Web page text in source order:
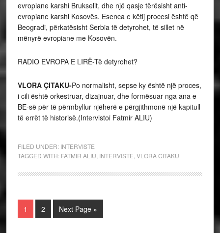
evropiane karshi Brukselit, dhe një qasje tërësisht anti-
evropiane karshi Kosovës. Esenca e këtij procesi është që
Beogradi, përkatësisht Serbia të detyrohet, të sillet në
mënyrë evropiane me Kosovën.
RADIO EVROPA E LIRË-Të detyrohet?
VLORA ÇITAKU-Po normalisht, sepse ky është një proces,
i cili është orkestruar, dizajnuar, dhe formësuar nga ana e
BE-së për të përmbyllur njëherë e përgjithmonë një kapitull
të errët të historisë.(Intervistoi Fatmir ALIU)
FILED UNDER: INTERVISTE
TAGGED WITH: FATMIR ALIU INTERVISTE VLORA CITAKU
1 2 Next Page »